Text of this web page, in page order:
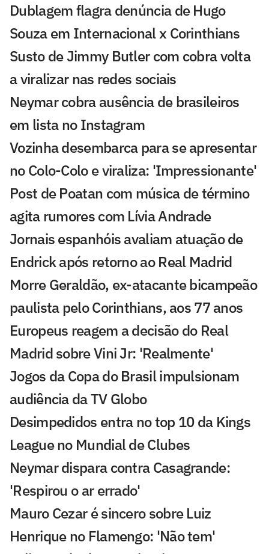
Dublagem flagra denúncia de Hugo
Souza em Internacional x Corinthians
Susto de Jimmy Butler com cobra volta
a viralizar nas redes sociais
Neymar cobra ausência de brasileiros
em lista no Instagram
Vozinha desembarca para se apresentar
no Colo-Colo e viraliza: 'Impressionante'
Post de Poatan com música de término
agita rumores com Lívia Andrade
Jornais espanhóis avaliam atuação de
Endrick após retorno ao Real Madrid
Morre Geraldão, ex-atacante bicampeão
paulista pelo Corinthians, aos 77 anos
Europeus reagem a decisão do Real
Madrid sobre Vini Jr: 'Realmente'
Jogos da Copa do Brasil impulsionam
audiência da TV Globo
Desimpedidos entra no top 10 da Kings
League no Mundial de Clubes
Neymar dispara contra Casagrande:
'Respirou o ar errado'
Mauro Cezar é sincero sobre Luiz
Henrique no Flamengo: 'Não tem'